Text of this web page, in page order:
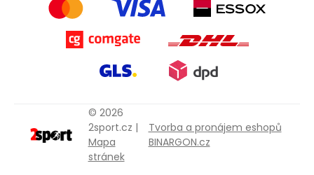
© 2026
2sport.cz |
Mapa
stránek
Tvorba a pronájem eshopů
BINARGON.cz